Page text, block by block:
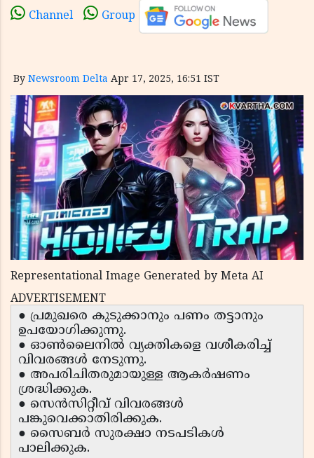
Channel Group
By Newsroom Delta Apr 17, 2025, 16:51 IST
Representational Image Generated by Meta AI
ADVERTISEMENT
● പ്രമുഖരെ കുടുക്കാനും പണം തട്ടാനും
ഉപയോഗിക്കുന്നു.
● ഓൺലൈനിൽ വ്യക്തികളെ വശീകരിച്ച്
വിവരങ്ങൾ നേടുന്നു.
● അപരിചിതരുമായുള്ള ആകർഷണം
ശ്രദ്ധിക്കുക.
● സെൻസിറ്റീവ് വിവരങ്ങൾ
പങ്കുവെക്കാതിരിക്കുക.
● സൈബർ സുരക്ഷാ നടപടികൾ
പാലിക്കുക.